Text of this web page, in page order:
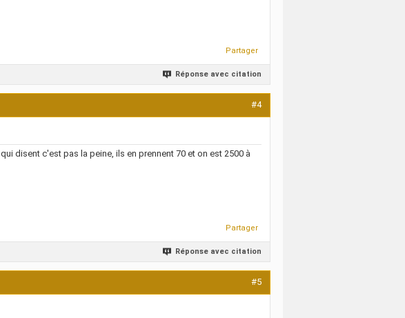
Partager
Réponse avec citation
#4
disent c'est pas la peine, ils en prennent 70 et on est 2500 à
Partager
Réponse avec citation
#5